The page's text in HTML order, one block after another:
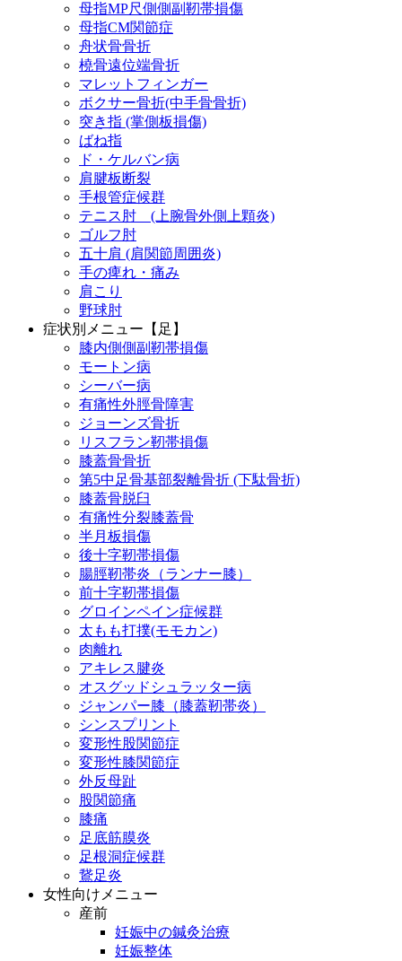
母指MP尺側側副靭帯損傷
母指CM関節症
舟状骨骨折
橈骨遠位端骨折
マレットフィンガー
ボクサー骨折(中手骨骨折)
突き指 (掌側板損傷)
ばね指
ド・ケルバン病
肩腱板断裂
手根管症候群
テニス肘 (上腕骨外側上顆炎)
ゴルフ肘
五十肩 (肩関節周囲炎)
手の痺れ・痛み
肩こり
野球肘
症状別メニュー【足】
膝内側側副靭帯損傷
モートン病
シーバー病
有痛性外脛骨障害
ジョーンズ骨折
リスフラン靭帯損傷
膝蓋骨骨折
第5中足骨基部裂離骨折 (下駄骨折)
膝蓋骨脱臼
有痛性分裂膝蓋骨
半月板損傷
後十字靭帯損傷
腸脛靭帯炎（ランナー膝）
前十字靭帯損傷
グロインペイン症候群
太もも打撲(モモカン)
肉離れ
アキレス腱炎
オスグッドシュラッター病
ジャンパー膝（膝蓋靭帯炎）
シンスプリント
変形性股関節症
変形性膝関節症
外反母趾
股関節痛
膝痛
足底筋膜炎
足根洞症候群
鵞足炎
女性向けメニュー
産前
妊娠中の鍼灸治療
妊娠整体